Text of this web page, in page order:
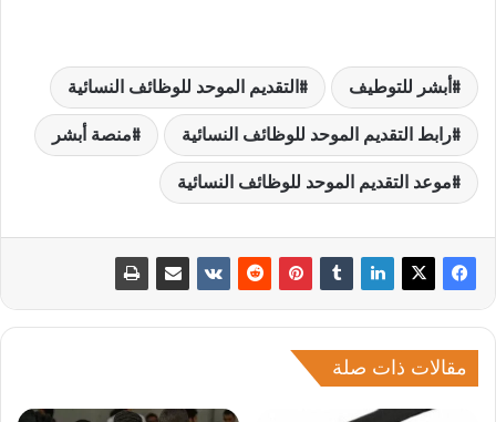
أبشر للتوطيف التقديم الموحد للوظائف النسائية
رابط التقديم الموحد للوظائف النسائية منصة أبشر
موعد التقديم الموحد للوظائف النسائية
مقالات ذات صلة